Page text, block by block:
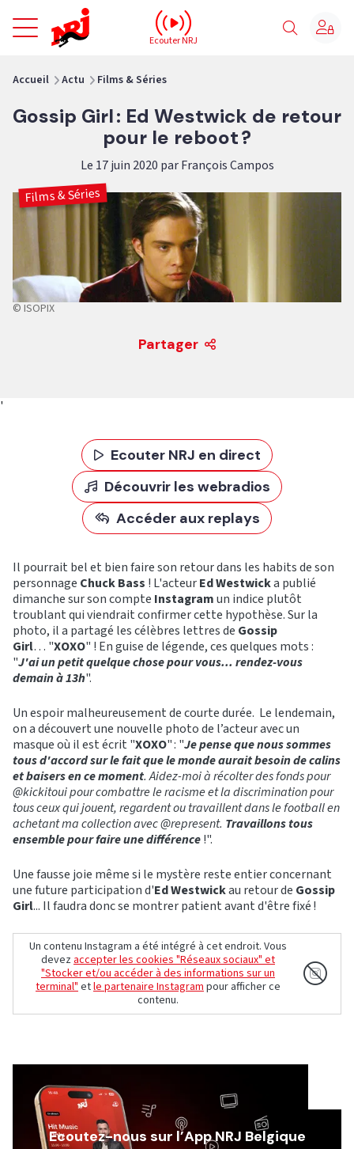
NRJ - Accueil
Ecouter NRJ
Accueil Actu Films & Séries
Gossip Girl : Ed Westwick de retour
pour le reboot ?
Le 17 juin 2020 par François Campos
Films & Séries
© ISOPIX
Partager
'
Ecouter NRJ en direct
Découvrir les webradios
Accéder aux replays
Il pourrait bel et bien faire son retour dans les habits de son
personnage Chuck Bass ! L'acteurEd Westwicka publié
dimanche sur son compte Instagramun indice plutôt
troublant qui viendrait confirmer cette hypothèse. Sur la
photo, il a partagé les célèbres lettres de Gossip
Girl… "XOXO" ! En guise de légende, ces quelques mots :
"J'ai un petit quelque chose pour vous... rendez-vous
demain à 13h".
Un espoir malheureusement de courte durée. Le lendemain,
on a découvert une nouvelle photo de l’acteur avec un
masque où il est écrit "XOXO" : "Je pense que nous sommes
tous d'accord sur le fait que le monde aurait besoin de calins
et baisers en ce moment. Aidez-moi à récolter des fonds pour
@kickitoui pour combattre le racisme et la discrimination pour
tous ceux qui jouent, regardent ou travaillent dans le football en
achetant ma collection avec @represent. Travaillons tous
ensemble pour faire une différence!".
Une fausse joie même si le mystère reste entier concernant
une future participation d'Ed Westwickau retour de Gossip
Girl... Il faudra donc se montrer patient avant d'être fixé !
Un contenu Instagram a été intégré à cet endroit. Vous
devez accepter les cookies "Réseaux sociaux" et
"Stocker et/ou accéder à des informations sur un
terminal" etle partenaire Instagram pour afficher ce
contenu.
Ecoutez-nous sur l’App NRJ Belgique